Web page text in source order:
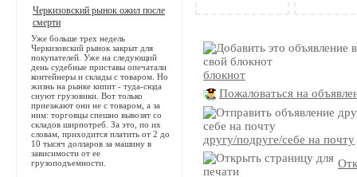
блокнот
Пожаловаться на
другу/подруге/себе на почту
Черкизовский рынок ожил после
смерти
Уже больше трех недель
Черкизовский рынок закрыт для
покупателей. Уже на следующий
день судебные приставы опечатали
контейнеры и склады с товаром. Но
жизнь на рынке кипит - туда-сюда
снуют грузовики. Вот только
приезжают они не с товаром, а за
ним: торговцы спешно вывозят со
складов ширпотреб. За это, по их
словам, приходится платить от 2 до
10 тысяч долларов за машину в
зависимости от ее
грузоподъемности.